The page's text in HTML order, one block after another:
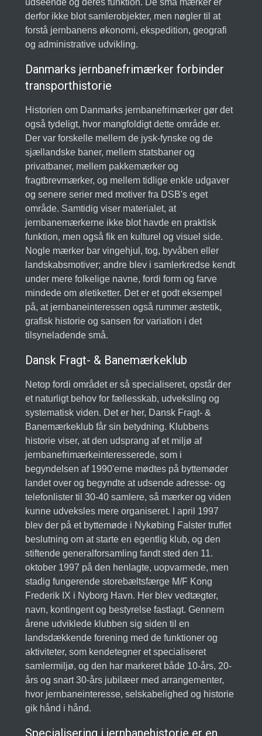
udseende og deres funktion. De små mærker er
derfor ikke blot samlerobjekter, men nøgler til at
forstå jernbanens økonomi, ekspedition, geografi
og administrative udvikling.
Danmarks jernbanefrimærker forbinder
transporthistorie
Historien om Danmarks jernbanefrimærker gør det
også tydeligt, hvor mangfoldigt dette område er.
Der var forskelle mellem de jysk-fynske og de
sjællandske baner, mellem statsbaner og
privatbaner, mellem pakkemærker og
fragtbrevmærker, og mellem tidlige enkle udgaver
og senere serier med motiver fra DSB's eget
område. Samtidig viser materialet, at
jernbanemærkerne ikke blot havde en praktisk
funktion, men også fik en kulturel og visuel side.
Nogle mærker bar vingehjul, tog, byvåben eller
landskabsmotiver; andre blev i samlerkredse kendt
under mere folkelige navne, fordi form og farve
mindede om øletiketter. Det er et godt eksempel
på, at jernbaneinteressen også rummer æstetik,
grafisk historie og sansen for variation i det
tilsyneladende små.
Dansk Fragt- & Banemærkeklub
Netop fordi området er så specialiseret, opstår der
et naturligt behov for fællesskab, udveksling og
systematisk viden. Det er her, Dansk Fragt- &
Banemærkeklub får sin betydning. Klubbens
historie viser, at den udsprang af et miljø af
jernbanefrimærkeinteresserede, som i
begyndelsen af 1990'erne mødtes på byttemøder
landet over og begyndte at udsende adresse- og
telefonlister til 30-40 samlere, så mærker og viden
kunne udveksles mere organiseret. I april 1997
blev der på et byttemøde i Nykøbing Falster truffet
beslutning om at starte en egentlig klub, og den
stiftende generalforsamling fandt sted den 11.
oktober 1997 på den henlagte, uopvarmede, men
stadig fungerende storebæltsfærge M/F Kong
Frederik IX i Nyborg Havn. Her blev vedtægter,
navn, kontingent og bestyrelse fastlagt. Gennem
årene udviklede klubben sig siden til en
landsdækkende forening med de funktioner og
aktiviteter, som kendetegner et specialiseret
samlermiljø, og den har markeret både 10-års, 20-
års og snart 30-års jubilæer med arrangementer,
hvor jernbaneinteresse, selskabelighed og historie
gik hånd i hånd.
Specialisering i jernbanehistorie er en